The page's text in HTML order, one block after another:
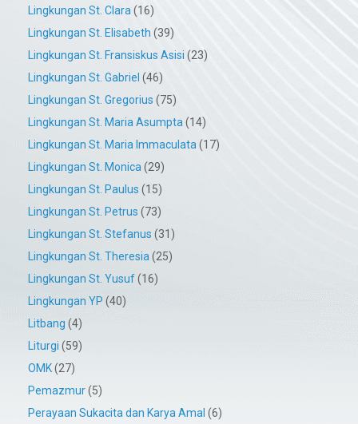
Lingkungan St. Clara (16)
Lingkungan St. Elisabeth (39)
Lingkungan St. Fransiskus Asisi (23)
Lingkungan St. Gabriel (46)
Lingkungan St. Gregorius (75)
Lingkungan St. Maria Asumpta (14)
Lingkungan St. Maria Immaculata (17)
Lingkungan St. Monica (29)
Lingkungan St. Paulus (15)
Lingkungan St. Petrus (73)
Lingkungan St. Stefanus (31)
Lingkungan St. Theresia (25)
Lingkungan St. Yusuf(16)
Lingkungan YP (40)
Litbang (4)
Liturgi (59)
OMK(27)
Pemazmur(5)
Perayaan Sukacita dan Karya Amal (6)